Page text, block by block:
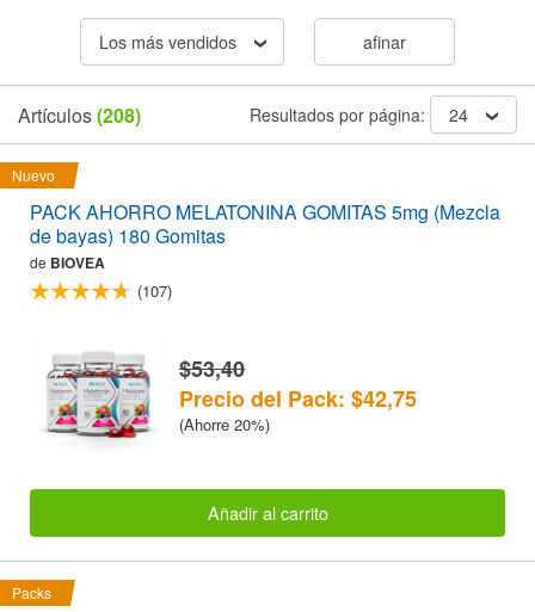
Los más vendidos afinar
Artículos(208) Resultados por página: 24
Nuevo
PACK AHORRO MELATONINA GOMITAS 5mg (Mezcla
de bayas) 180 Gomitas
de BIOVEA
(107)
$53,40
Precio del Pack: $42,75
(Ahorre 20%)
Añadir al carrito
Packs